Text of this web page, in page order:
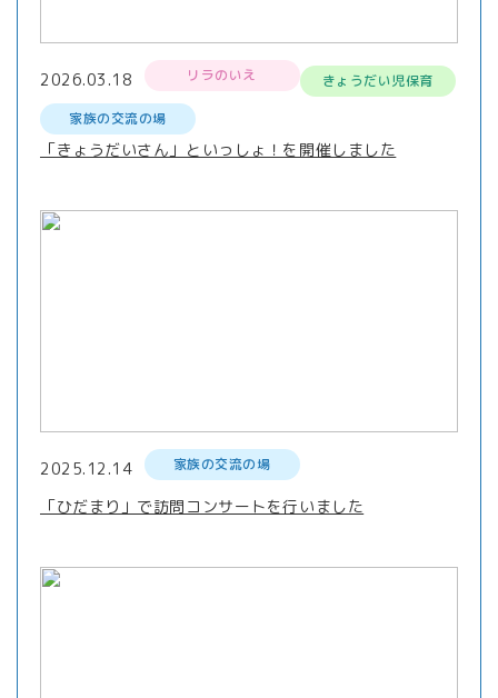
2026.03.18 リラのいえ
きょうだい児保育
家族の交流の場
「きょうだいさん」といっしょ！を開催しました
2025.12.14 家族の交流の場
「ひだまり」で訪問コンサートを行いました